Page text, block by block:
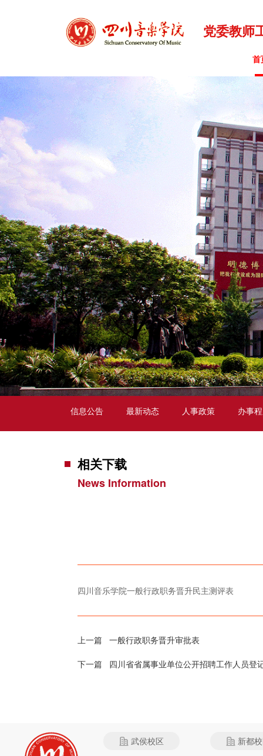
党委教师
首
信息公告 最新动态 人事政策 办事
相关下载
News Information
四川音乐学院一般行政职务晋升民主测评表
上一篇 一般行政职务晋升审批表
下一篇 四川省省属事业单位公开招聘工作人员登
武侯校区 新都